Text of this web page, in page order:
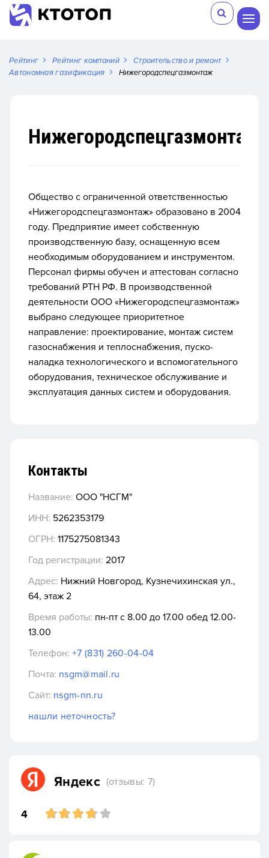
Рейтинг Рейтинг компаний
Строительство и ремонт
Автономная газификация
Нижегородспецгазмонтаж
Нижегородспецгазмонтаж
Общество с ограниченной ответственностью
«Нижегородспецгазмонтаж» образовано в 2004
году. Предприятие имеет собственную
производственную базу, оснащенную всем
необходимым оборудованием и инструментом.
Персонал фирмы обучен и аттестован согласно
требований РТН РФ. В производственной
деятельности ООО «Нижегородспецгазмонтаж»
выбрано следующее приоритетное
направление: проектирование, монтаж систем
газоснабжения и теплоснабжения, пуско-
наладка технологического и вспомогательного
оборудования, техническое обслуживание и
эксплуатация данных систем и оборудования.
Контакты
Название: ООО "НСГМ"
ИНН: 5262353179
ОГРН: 1175275081343
Год регистрации: 2017
Адрес: Нижний Новгород, Кузнечихинская ул.,
64, этаж 2
Время работы: пн-пт с 8.00 до 17.00 обед 12.00-
13.00
Телефон: +7 (831) 260-04-04
Почта: nsgm@mail.ru
Сайт: nsgm-nn.ru
нашли неточность?
Яндекс (отзывы: 7)
4